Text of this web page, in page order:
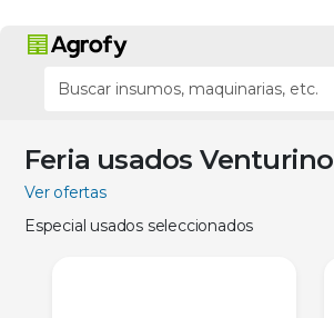
Feria usados Venturino
Ver ofertas
Especial usados seleccionados